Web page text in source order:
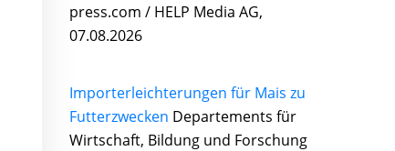
press.com / HELP Media AG,
07.08.2026
Importerleichterungen für Mais zu
Futterzwecken Departements für
Wirtschaft, Bildung und Forschung